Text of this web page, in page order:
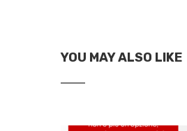
YOU MAY ALSO LIKE